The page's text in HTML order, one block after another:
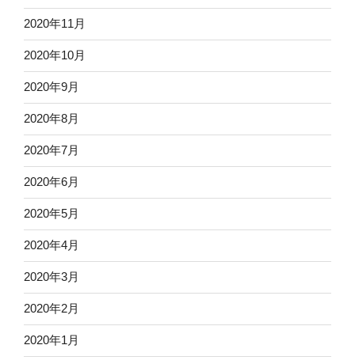
2020年11月
2020年10月
2020年9月
2020年8月
2020年7月
2020年6月
2020年5月
2020年4月
2020年3月
2020年2月
2020年1月